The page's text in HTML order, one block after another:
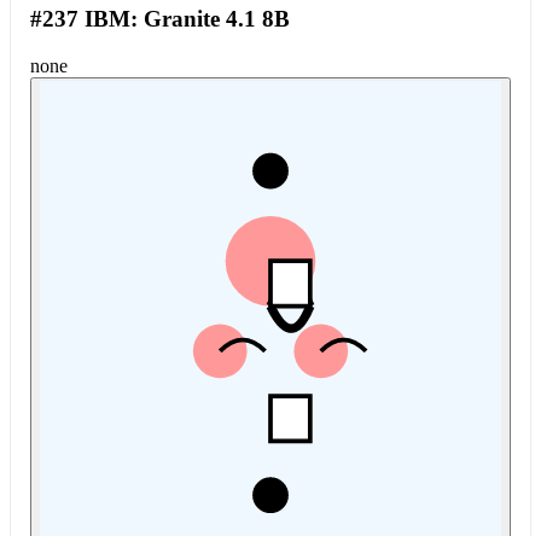
#237 IBM: Granite 4.1 8B
none